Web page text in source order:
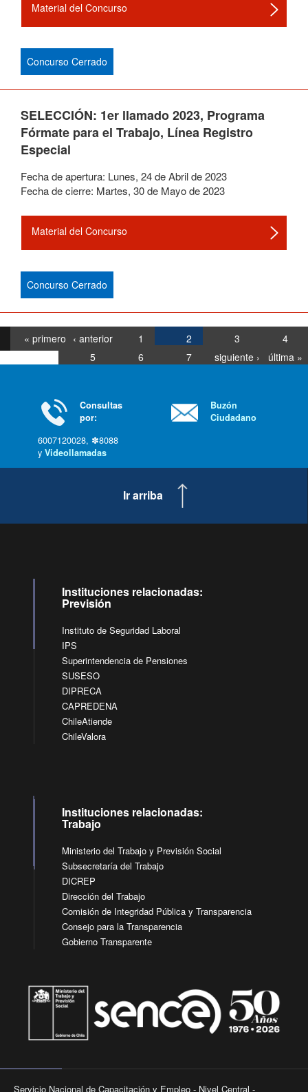
Material del Concurso
Concurso Cerrado
SELECCIÓN: 1er llamado 2023, Programa
Fórmate para el Trabajo, Línea Registro
Especial
Fecha de apertura: Lunes, 24deAbrilde2023
Fecha de cierre: Martes, 30de Mayode2023
Material del Concurso
Concurso Cerrado
« primero ‹ anterior 1 2 3
4
5
6 7 siguiente › última »
Consultas
por:
6007120028, ✽8088
y Videollamadas
Buzón
Ciudadano
Ir arriba
Instituciones relacionadas:
Previsión
Instituto de Seguridad Laboral
IPS
Superintendencia de Pensiones
SUSESO
DIPRECA
CAPREDENA
ChileAtiende
ChileValora
Instituciones relacionadas:
Trabajo
Ministerio del Trabajo y Previsión Social
Subsecretaría del Trabajo
DICREP
Dirección del Trabajo
Comisión de Integridad Pública y Transparencia
Consejo para la Transparencia
Gobierno Transparente
Servicio Nacional de Capacitación y Empleo - Nivel Central -